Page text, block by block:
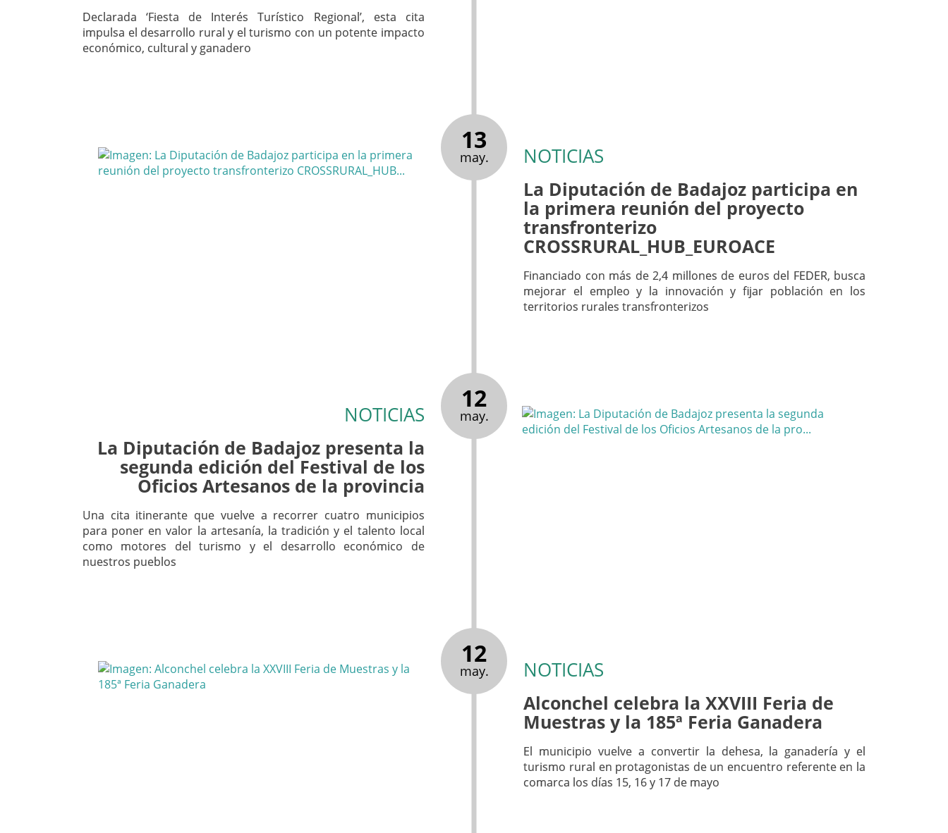
Declarada ‘Fiesta de Interés Turístico Regional’, esta cita
impulsa el desarrollo rural y el turismo con un potente impacto
económico, cultural y ganadero
13
may. NOTICIAS
La Diputación de Badajoz participa en
la primera reunión del proyecto
transfronterizo
CROSSRURAL_HUB_EUROACE
Financiado con más de 2,4 millones de euros del FEDER, busca
mejorar el empleo y la innovación y fijar población en los
territorios rurales transfronterizos
12
may.
NOTICIAS
La Diputación de Badajoz presenta la
segunda edición del Festival de los
Oficios Artesanos de la provincia
Una cita itinerante que vuelve a recorrer cuatro municipios
para poner en valor la artesanía, la tradición y el talento local
como motores del turismo y el desarrollo económico de
nuestros pueblos
12
may. NOTICIAS
Alconchel celebra la XXVIII Feria de
Muestras y la 185ª Feria Ganadera
El municipio vuelve a convertir la dehesa, la ganadería y el
turismo rural en protagonistas de un encuentro referente en la
comarca los días 15, 16 y 17 de mayo